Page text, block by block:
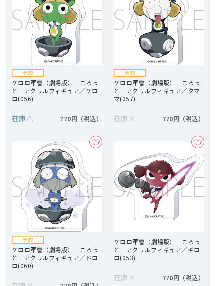
ケロロ軍曹（劇場版） ころっ
と アクリルフィギュア／ケロ
ロ(056)
在庫△ 770円
ケロロ軍曹（劇場版） ころっ
と アクリルフィギュア／タマ
マ(057)
在庫 × 770円
ケロロ軍曹（劇場版） ころっ
と アクリルフィギュア／ドロ
ロ(060)
ケロロ軍曹（劇場版） ころっ
と アクリルフィギュア／ギロ
ロ(053)
在庫 × 770円